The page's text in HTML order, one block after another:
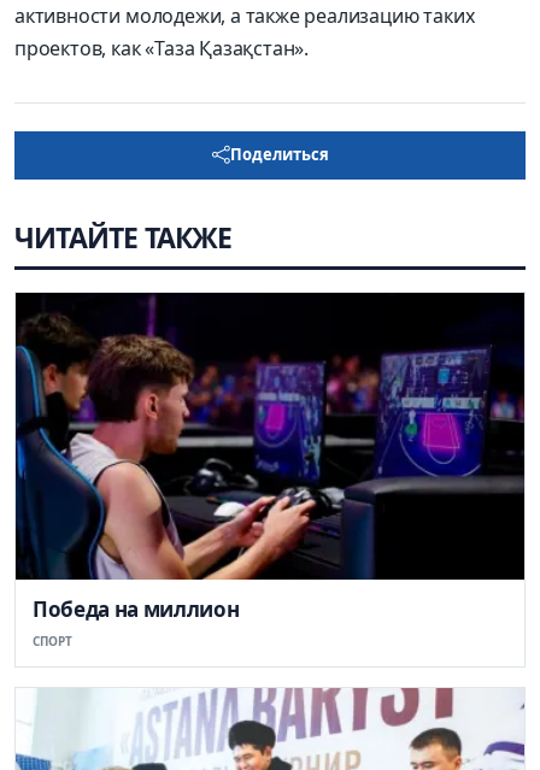
активности молодежи, а также реализацию таких
проектов, как «Таза Қазақстан».
Поделиться
ЧИТАЙТЕ ТАКЖЕ
Победа на миллион
СПОРТ